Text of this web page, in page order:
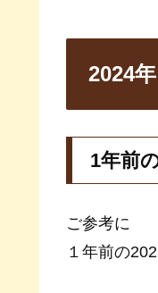
2024
1年前
ご参考に
１年前の